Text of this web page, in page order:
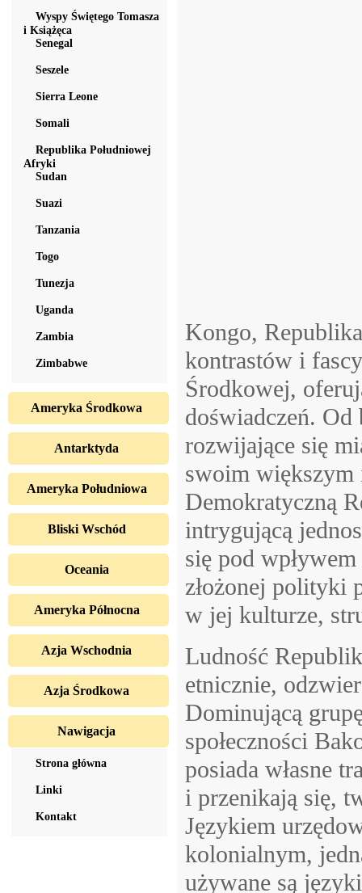
Wyspy Świętego Tomasza
i Książęca
Senegal
Seszele
Sierra Leone
Somali
Republika Południowej
Afryki
Sudan
Suazi
Tanzania
Togo
Tunezja
Uganda
Zambia
Zimbabwe
Ameryka Środkowa
Antarktyda
Ameryka Południowa
Bliski Wschód
Oceania
Ameryka Północna
Azja Wschodnia
Azja Środkowa
Nawigacja
Strona główna
Linki
Kontakt
Kongo,
kontrastów i
Środkowej,
doświadczeń.
rozwijające się
swoim większym
Demokratyczną
intrygującą
się pod
złożonej polityki
w jej kulturze,
Ludność
etnicznie,
Dominującą
społeczności
posiada własne
i przenikają się,
Językiem
kolonialnym,
używane są